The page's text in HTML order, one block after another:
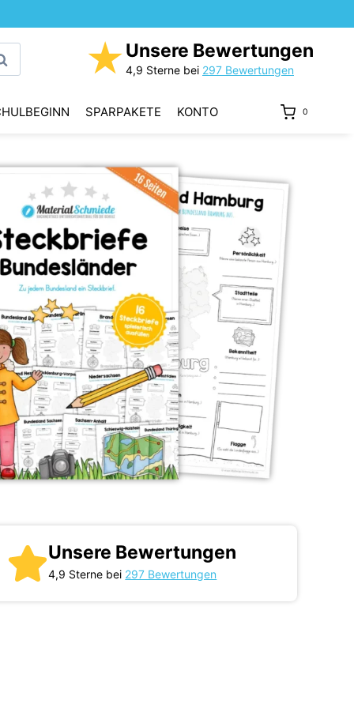
★ Unsere Bewertungen
4,9 Sterne bei 297 Bewertungen
SPARPAKETE KONTO 0
Unsere Bewertungen
4,9 Sterne bei 297 Bewertungen